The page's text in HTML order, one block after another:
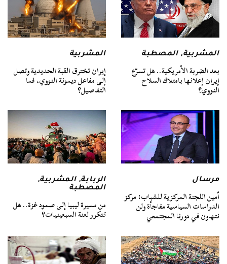
المشربية,المصطبة
بعد الضربة الأمريكية.. هل تسرّع
إيران إعلانها بامتلاك السلاح
النووي؟
المشربية
إيران تخترق القبة الحديدية وتصل
إلى مفاعل ديمونة النووي، فما
التفاصيل؟
مرسال
أمين اللجنة المركزية للشباب: مركز
الدراسات السياسية مفاجأة ولن
نتهاون في دورنا المجتمعي
الربابة,المشربية,
المصطبة
من مسيرة ليبيا إلى صمود غزة.. هل
تتكرر لعنة السبعينيات؟